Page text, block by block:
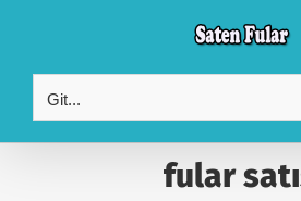
content
Git...
fular